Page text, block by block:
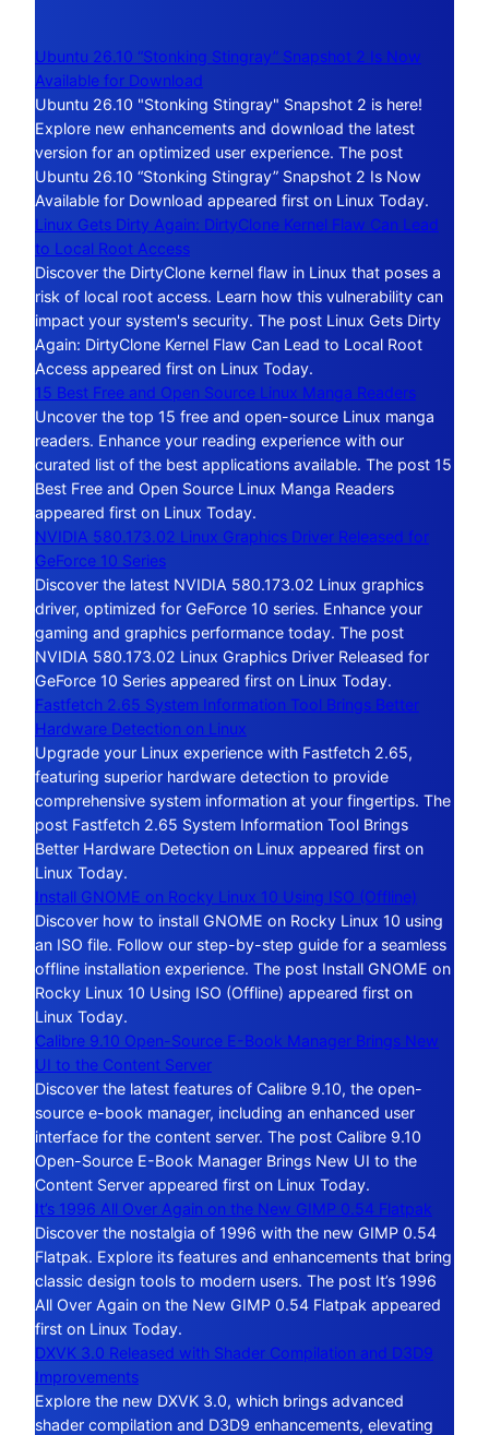
Ubuntu 26.10 “Stonking Stingray” Snapshot 2 Is Now
Available for Download
Ubuntu 26.10 "Stonking Stingray" Snapshot 2 is here!
Explore new enhancements and download the latest
version for an optimized user experience. The post
Ubuntu 26.10 “Stonking Stingray” Snapshot 2 Is Now
Available for Download appeared first on Linux Today.
Linux Gets Dirty Again: DirtyClone Kernel Flaw Can Lead
to Local Root Access
Discover the DirtyClone kernel flaw in Linux that poses a
risk of local root access. Learn how this vulnerability can
impact your system's security. The post Linux Gets Dirty
Again: DirtyClone Kernel Flaw Can Lead to Local Root
Access appeared first on Linux Today.
15 Best Free and Open Source Linux Manga Readers
Uncover the top 15 free and open-source Linux manga
readers. Enhance your reading experience with our
curated list of the best applications available. The post 15
Best Free and Open Source Linux Manga Readers
appeared first on Linux Today.
NVIDIA 580.173.02 Linux Graphics Driver Released for
GeForce 10 Series
Discover the latest NVIDIA 580.173.02 Linux graphics
driver, optimized for GeForce 10 series. Enhance your
gaming and graphics performance today. The post
NVIDIA 580.173.02 Linux Graphics Driver Released for
GeForce 10 Series appeared first on Linux Today.
Fastfetch 2.65 System Information Tool Brings Better
Hardware Detection on Linux
Upgrade your Linux experience with Fastfetch 2.65,
featuring superior hardware detection to provide
comprehensive system information at your fingertips. The
post Fastfetch 2.65 System Information Tool Brings
Better Hardware Detection on Linux appeared first on
Linux Today.
Install GNOME on Rocky Linux 10 Using ISO (Offline)
Discover how to install GNOME on Rocky Linux 10 using
an ISO file. Follow our step-by-step guide for a seamless
offline installation experience. The post Install GNOME on
Rocky Linux 10 Using ISO (Offline) appeared first on
Linux Today.
Calibre 9.10 Open-Source E-Book Manager Brings New
UI to the Content Server
Discover the latest features of Calibre 9.10, the open-
source e-book manager, including an enhanced user
interface for the content server. The post Calibre 9.10
Open-Source E-Book Manager Brings New UI to the
Content Server appeared first on Linux Today.
It’s 1996 All Over Again on the New GIMP 0.54 Flatpak
Discover the nostalgia of 1996 with the new GIMP 0.54
Flatpak. Explore its features and enhancements that bring
classic design tools to modern users. The post It’s 1996
All Over Again on the New GIMP 0.54 Flatpak appeared
first on Linux Today.
DXVK 3.0 Released with Shader Compilation and D3D9
Improvements
Explore the new DXVK 3.0, which brings advanced
shader compilation and D3D9 enhancements, elevating